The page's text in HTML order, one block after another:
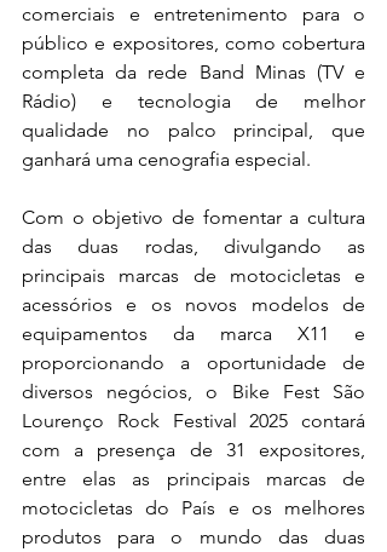
comerciais e entretenimento para o
público e expositores, como cobertura
completa da rede Band Minas (TV e
Rádio) e tecnologia de melhor
qualidade no palco principal, que
ganhará uma cenografia especial.
Com o objetivo de fomentar a cultura
das duas rodas, divulgando as
principais marcas de motocicletas e
acessórios e os novos modelos de
equipamentos da marca X11 e
proporcionando a oportunidade de
diversos negócios, o Bike Fest São
Lourenço Rock Festival 2025 contará
com a presença de 31 expositores,
entre elas as principais marcas de
motocicletas do País e os melhores
produtos para o mundo das duas